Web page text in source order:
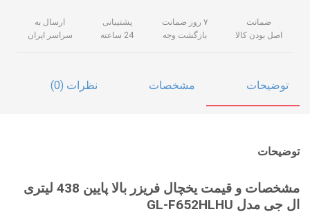
ضمانت
اصل بودن کالا
۷ روز ضمانت
بازگشت وجه
پشتیبانی
24 ساعته
ارسال به
سراسر ایران
توضیحات مشخصات نظرات (0)
توضیحات
مشخصات و قیمت یخچال فریزر بالا پایین 438 لیتری
ال جی مدل GL-F652HLHU